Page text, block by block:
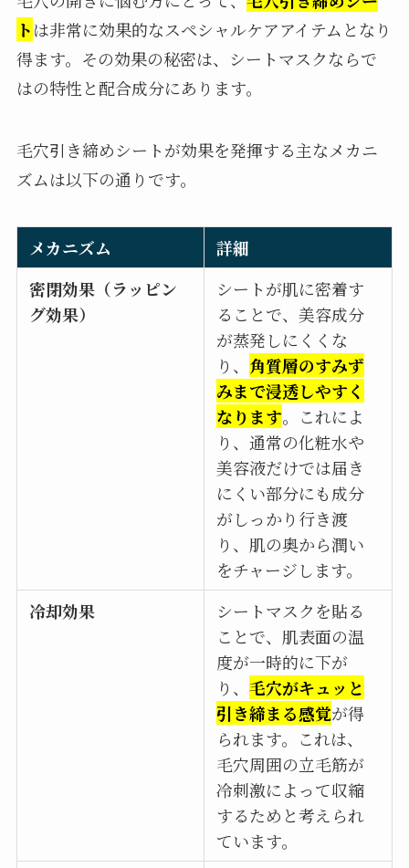
トは非常に効果的なスペシャルケアアイテムとなり
得ます。その効果の秘密は、シートマスクならで
はの特性と配合成分にあります。
毛穴引き締めシートが効果を発揮する主なメカニ
ズムは以下の通りです。
メカニズム
詳細
密閉効果（ラッピン
グ効果）
シートが肌に密着す
ることで、美容成分
が蒸発しにくくな
り、 角質層のすみず
みまで浸透しやすく
なります。これによ
り、通常の化粧水や
美容液だけでは届き
にくい部分にも成分
がしっかり行き渡
り、肌の奥から潤い
をチャージします。
冷却効果
シートマスクを貼る
ことで、肌表面の温
度が一時的に下が
り、毛穴がキュッと
引き締まる感覚が得
られます。これは、
毛穴周囲の立毛筋が
冷刺激によって収縮
するためと考えられ
ています。